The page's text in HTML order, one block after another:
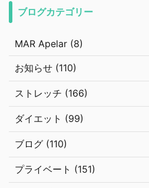
ブログカテゴリー
MAR Apelar (8)
お知らせ (110)
ストレッチ (166)
ダイエット (99)
ブログ (110)
プライベート (151)